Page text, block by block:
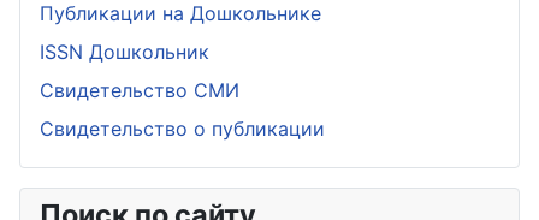
Публикации на Дошкольнике
ISSN Дошкольник
Свидетельство СМИ
Свидетельство о публикации